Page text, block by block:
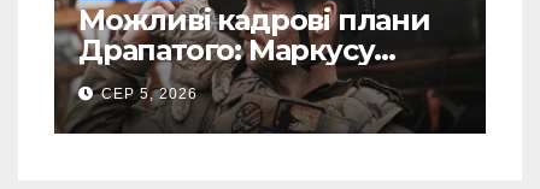
Можливі кадрові плани
Драпатого: Маркусу
пророкують важливу
посаду у ЗСУ
СЕР 5, 2026